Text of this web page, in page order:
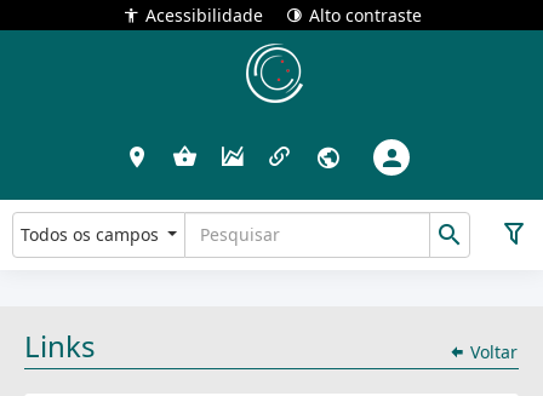
Acessibilidade Alto contraste
Todos os campos
Links Voltar